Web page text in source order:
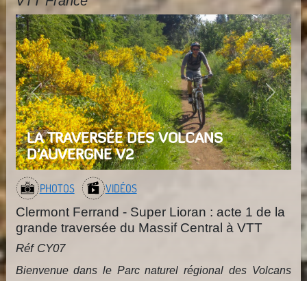
Previous Next
LA TRAVERSÉE DES VOLCANS
D'AUVERGNE V2
PHOTOS VIDÉOS
Clermont Ferrand - Super Lioran : acte 1 de la
grande traversée du Massif Central à VTT
Réf CY07
Bienvenue dans le Parc naturel régional des Volcans